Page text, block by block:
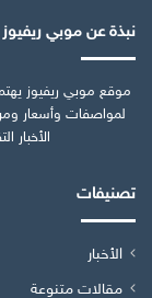
نبذة عن موبي ريفيوز
موقع موبي ريفيوز
لمواصفات وأسعار
الأخبار
تصنيفات
الأخبار
مقالات متنوعة